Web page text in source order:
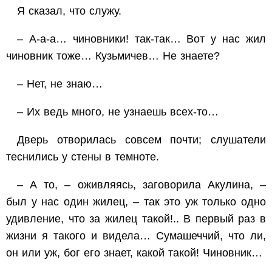
Я сказал, что служу.
– А-а-а… чиновники! так-так… Вот у нас жил
чиновник тоже… Кузьмичев… Не знаете?
– Нет, не знаю…
– Их ведь много, не узнаешь всех-то…
Дверь отворилась совсем почти; слушатели
теснились у стены в темноте.
– А то, – оживляясь, заговорила Акулина, –
был у нас один жилец, – так это уж только одно
удивление, что за жилец такой!.. В первый раз в
жизни я такого и видела… Сумашеччий, что ли,
он или уж, бог его знает, какой такой! Чиновник…